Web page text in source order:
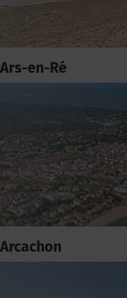
Ars-en-Ré
Arcachon